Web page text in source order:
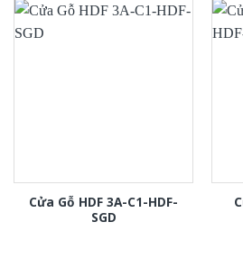
Cửa Gỗ HDF 3A-C1-HDF-
SGD